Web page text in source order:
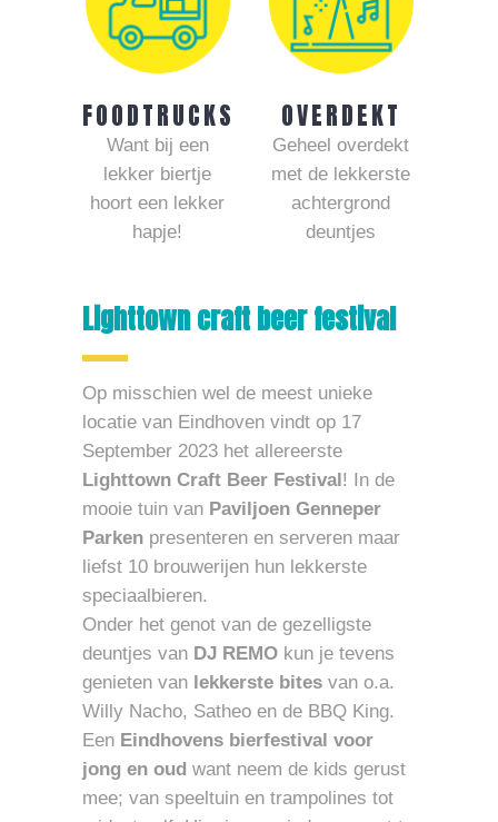
FOODTRUCKS
Want bij een
lekker biertje
hoort een lekker
hapje!
OVERDEKT
Geheel overdekt
met de lekkerste
achtergrond
deuntjes
Lighttown craft beer festival
Op misschien wel de meest unieke
locatie van Eindhoven vindt op 17
September 2023 het allereerste
Lighttown Craft Beer Festival ! In de
mooie tuin van Paviljoen Genneper
Parken presenteren en serveren maar
liefst 10 brouwerijen hun lekkerste
speciaalbieren.
Onder het genot van de gezelligste
deuntjes van DJ REMO kun je tevens
genieten van lekkerste bites van o.a.
Willy Nacho, Satheo en de BBQ King.
Een Eindhovens bierfestival voor
jong en oud want neem de kids gerust
mee; van speeltuin en trampolines tot